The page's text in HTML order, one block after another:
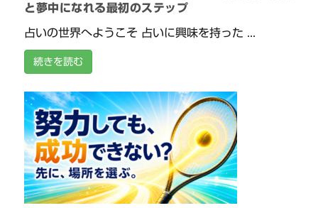
と夢中になれる最初のステップ
占いの世界へようこそ 占いに興味を持った ...
続きを読む